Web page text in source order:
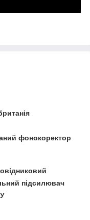
фонокоректор
підсилювач